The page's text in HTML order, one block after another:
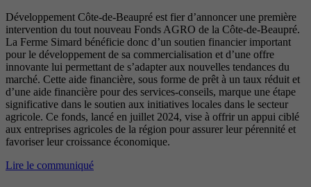
Développement Côte-de-Beaupré est fier d’annoncer une première
intervention du tout nouveau Fonds AGRO de la Côte-de-Beaupré.
La Ferme Simard bénéficie donc d’un soutien financier important
pour le développement de sa commercialisation et d’une offre
innovante lui permettant de s’adapter aux nouvelles tendances du
marché. Cette aide financière, sous forme de prêt à un taux réduit et
d’une aide financière pour des services-conseils, marque une étape
significative dans le soutien aux initiatives locales dans le secteur
agricole. Ce fonds, lancé en juillet 2024, vise à offrir un appui ciblé
aux entreprises agricoles de la région pour assurer leur pérennité et
favoriser leur croissance économique.
Lire le communiqué